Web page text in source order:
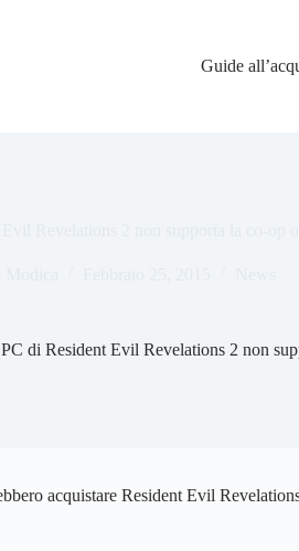
Guide
di Resident Evil Revelations 2 non
acquistare Resident Evil